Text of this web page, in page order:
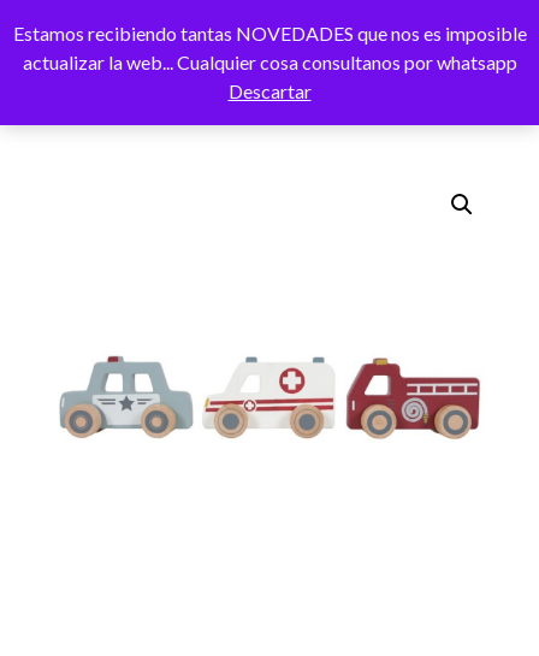
Estamos recibiendo tantas NOVEDADES que nos es imposible
actualizar la web... Cualquier cosa consultanos por whatsapp
Descartar